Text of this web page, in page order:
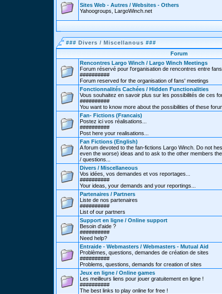
Sites Web - Autres / Websites - Others
Yahoogroups, LargoWinch.net
### Divers / Miscellanous ###
Forum
Rencontres Largo Winch / Largo Winch Meetings
Forum réservé pour l'organisation de rencontres entre fans
##########
Forum reserved for the organisation of fans' meetings
Fonctionnalités Cachées / Hidden Functionalities
Vous souhaitez en savoir plus sur les possibilités de ces
##########
You want to know more about the possibilities of these
Fan- Fictions (Francais)
Postez ici vos réalisations...
##########
Post here your realisations...
Fan Fictions (English)
A forum devoted to the fan-fictions Largo Winch. Do not
even the worse) ideas and to ask to the other members
/ questions...
Divers / Miscellaneous
Vos idées, vos demandes et vos reportages...
##########
Your ideas, your demands and your reportings...
Partenaires / Partners
Liste de nos partenaires
##########
List of our partners
Support en ligne / Online support
Besoin d'aide ?
##########
Need help?
Entraide - Webmasters / Webmasters - Mutual Aid
Problèmes, questions, demandes de création de sites
##########
Problems, questions, demands for creation of sites
Jeux en ligne / Online games
Les meilleurs liens pour jouer gratuitement en ligne !
##########
The best links to play online for free !